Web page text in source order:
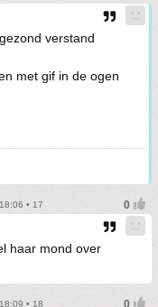
verstand
met gif in de ogen
• 17
haar mond over
• 18